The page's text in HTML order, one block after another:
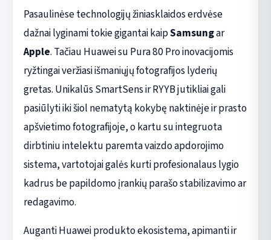
Pasaulinėse technologijų žiniasklaidos erdvėse
dažnai lyginami tokie gigantai kaipSamsungar
Apple. Tačiau Huawei su Pura 80 Pro inovacijomis
ryžtingai veržiasi išmaniųjų fotografijos lyderių
gretas. Unikalūs SmartSens ir RYYB jutikliai gali
pasiūlyti iki šiol nematytą kokybę naktinėje ir prasto
apšvietimo fotografijoje, o kartu su integruota
dirbtiniu intelektu paremta vaizdo apdorojimo
sistema, vartotojai galės kurti profesionalaus lygio
kadrus be papildomo įrankių parašo stabilizavimo ar
redagavimo.
Auganti Huawei produkto ekosistema, apimanti ir